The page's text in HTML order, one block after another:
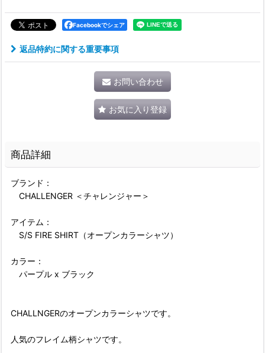
Facebookでシェア
返品特約に関する重要事項
お問い合わせ
お気に入り登録
商品詳細
ブランド：
CHALLENGER ＜チャレンジャー＞
アイテム：
S/S FIRE SHIRT（オープンカラーシャツ）
カラー：
パープル x ブラック
CHALLNGERのオープンカラーシャツです。
人気のフレイム柄シャツです。